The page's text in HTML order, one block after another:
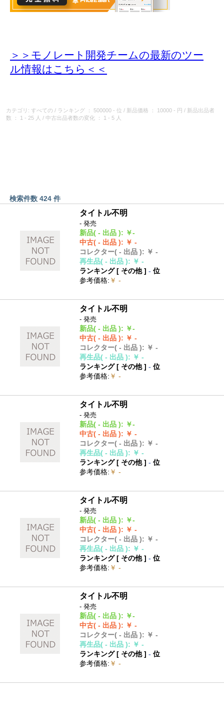
＞＞モノレート開発チームの最新のツー
ル情報はこちら＜＜
カテゴリ: すべての / ランキング ： 500000 - 位 / 新品価格 ： 10000 - 円 / 新品出品者
数
： 1 - 25 人 / 中古出品者数の変化 ： 1 - 5 人
検索件数 424 件
タイトル不明
- 発売
新品( - 出品 ): ￥-
中古( - 出品 ): ￥ -
コレクター( - 出品 ): ￥ -
再生品( - 出品 ): ￥ -
ランキング [ その他]- 位
参考価格: ￥ -
タイトル不明
- 発売
新品( - 出品 ): ￥-
中古( - 出品 ): ￥ -
コレクター( - 出品 ): ￥ -
再生品( - 出品 ): ￥ -
ランキング [ その他]- 位
参考価格: ￥ -
タイトル不明
- 発売
新品( - 出品 ): ￥-
中古( - 出品 ): ￥ -
コレクター( - 出品 ): ￥ -
再生品( - 出品 ): ￥ -
ランキング [ その他]- 位
参考価格: ￥ -
タイトル不明
- 発売
新品( - 出品 ): ￥-
中古( - 出品 ): ￥ -
コレクター( - 出品 ): ￥ -
再生品( - 出品 ): ￥ -
ランキング [ その他]- 位
参考価格: ￥ -
タイトル不明
- 発売
新品( - 出品 ): ￥-
中古( - 出品 ): ￥ -
コレクター( - 出品 ): ￥ -
再生品( - 出品 ): ￥ -
ランキング [ その他]- 位
参考価格: ￥ -